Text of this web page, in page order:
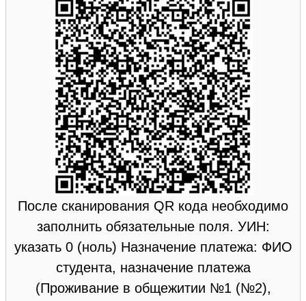
После сканирования QR кода необходимо
заполнить обязательные поля. УИН:
указать 0 (ноль) Назначение платежа: ФИО
студента, назначение платежа
(Проживание в общежитии №1 (№2),